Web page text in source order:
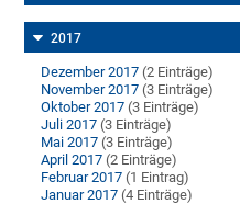
2017
Dezember 2017 (2 Einträge)
November 2017 (3 Einträge)
Oktober 2017 (3 Einträge)
Juli 2017 (3 Einträge)
Mai 2017 (3 Einträge)
April 2017 (2 Einträge)
Februar 2017 (1 Eintrag)
Januar 2017 (4 Einträge)